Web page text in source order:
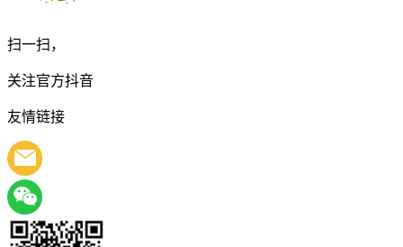
扫一扫，
关注官方抖音
友情链接